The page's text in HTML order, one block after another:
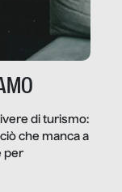
di turismo:
che manca a
per